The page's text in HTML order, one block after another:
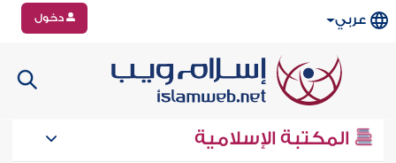
عربي دخول
المكتبة الإسلامية